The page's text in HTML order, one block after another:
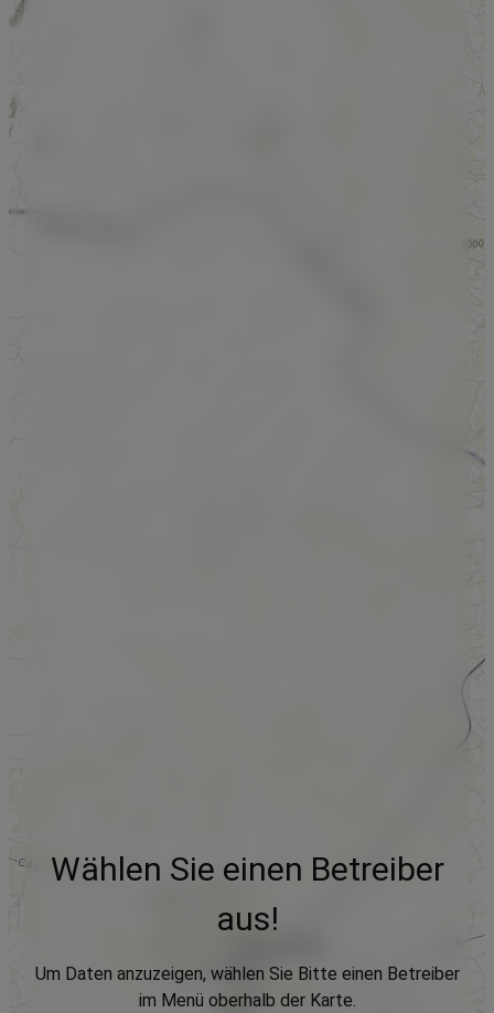
Wählen Sie einen Betreiber
aus!
Um Daten anzuzeigen, wählen Sie Bitte einen Betreiber
im Menü oberhalb der Karte.